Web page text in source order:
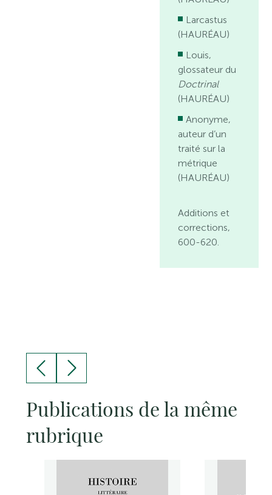
Larcastus
(HAURÉAU)
Louis,
glossateur du
Doctrinal
(HAURÉAU)
Anonyme,
auteur d’un
traité sur la
métrique
(HAURÉAU)
Additions et
corrections,
600-620.
Publications de la même
rubrique